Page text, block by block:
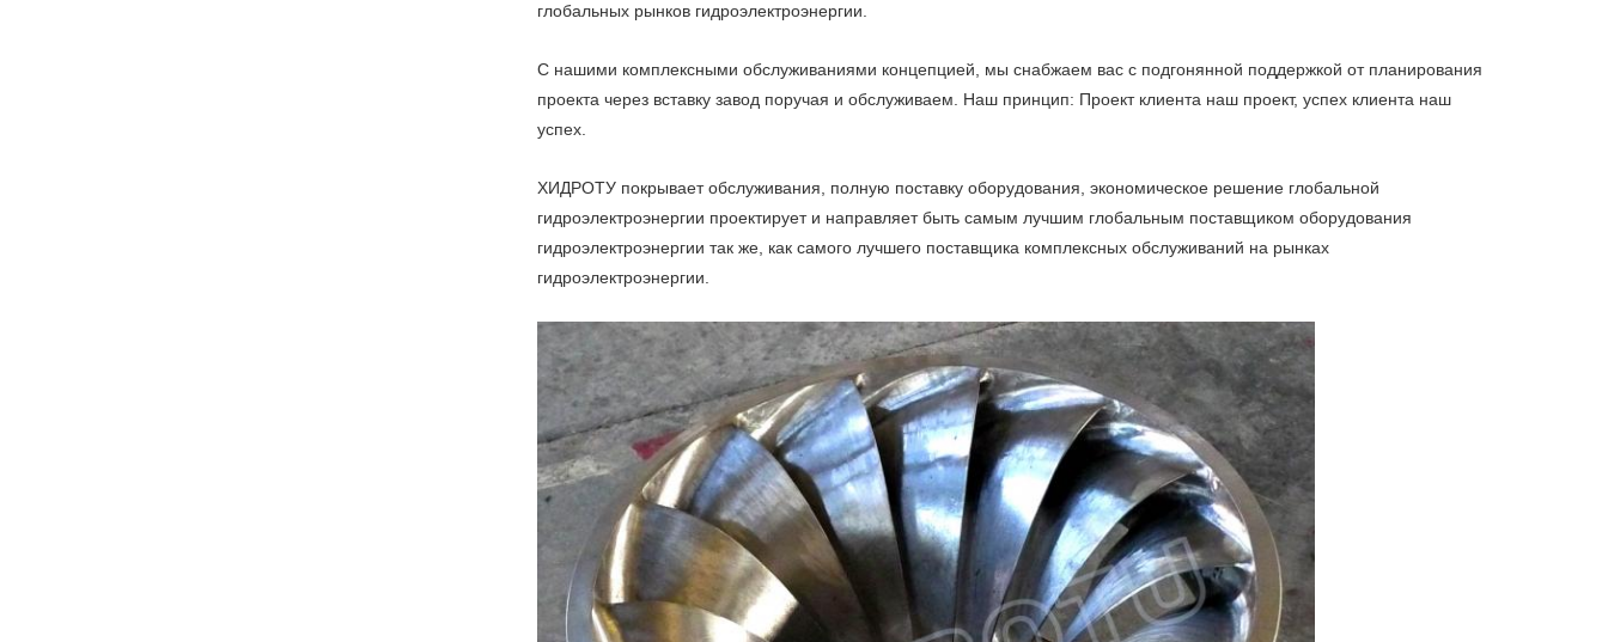
глобальных рынков гидроэлектроэнергии.
С нашими комплексными обслуживаниями концепцией, мы снабжаем вас с подгонянной поддержкой от планирования
проекта через вставку завод поручая и обслуживаем. Наш принцип: Проект клиента наш проект, успех клиента наш
успех.
ХИДРОТУ покрывает обслуживания, полную поставку оборудования, экономическое решение глобальной
гидроэлектроэнергии проектирует и направляет быть самым лучшим глобальным поставщиком оборудования
гидроэлектроэнергии так же, как самого лучшего поставщика комплексных обслуживаний на рынках
гидроэлектроэнергии.